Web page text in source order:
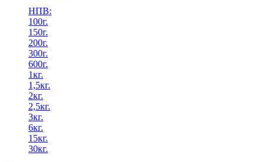
НПВ:
100г.
150г.
200г.
300г.
600г.
1кг.
1,5кг.
2кг.
2,5кг.
3кг.
6кг.
15кг.
30кг.